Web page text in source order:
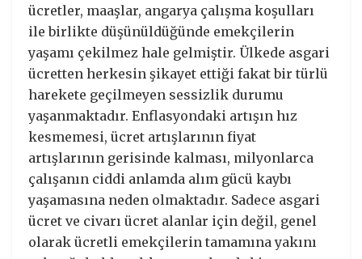
ücretler, maaşlar, angarya çalışma koşulları
ile birlikte düşünüldüğünde emekçilerin
yaşamı çekilmez hale gelmiştir. Ülkede asgari
ücretten herkesin şikayet ettiği fakat bir türlü
harekete geçilmeyen sessizlik durumu
yaşanmaktadır. Enflasyondaki artışın hız
kesmemesi, ücret artışlarının fiyat
artışlarının gerisinde kalması, milyonlarca
çalışanın ciddi anlamda alım gücü kaybı
yaşamasına neden olmaktadır. Sadece asgari
ücret ve civarı ücret alanlar için değil, genel
olarak ücretli emekçilerin tamamına yakını